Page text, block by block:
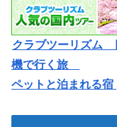
クラブツーリズム
機で行く旅
ペットと泊まれる